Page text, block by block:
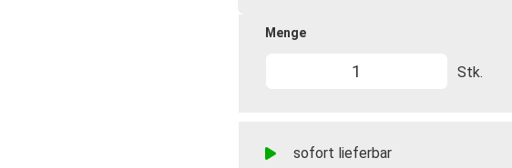
Menge
Stk.
sofort lieferbar